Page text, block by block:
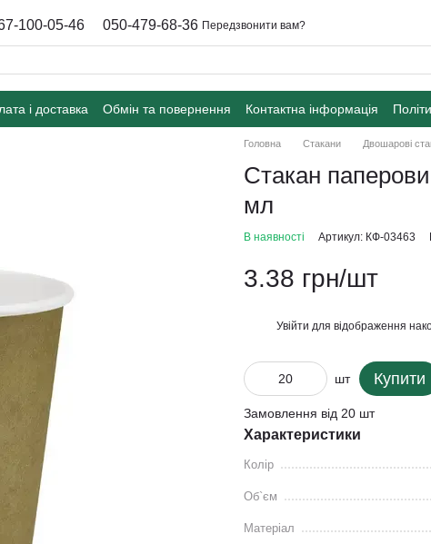
100-05-46 050-479-68-36 Передзвонити вам?
і доставка Обмін та повернення Контактна інформація
Головна Стакани Двошарові
Стакан
мл
В наявності Артикул: КФ-03463
3.38 грн/шт
Увійти для відображення
шт Купити
Замовлення від 20 шт
Характеристики
Колір
Об`єм
Матеріал